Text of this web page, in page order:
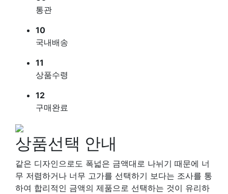
통관
10
국내배송
11
상품수령
12
구매완료
상품선택 안내
같은 디자인으로도 폭넓은 금액대로 나뉘기 때문에 너
무 저렴하거나 너무 고가를 선택하기 보다는 조사를 통
하여 합리적인 금액의 제품으로 선택하는 것이 유리하